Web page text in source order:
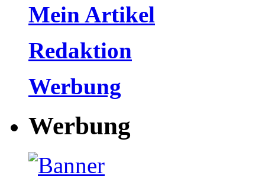
Mein Artikel
Redaktion
Werbung
Werbung